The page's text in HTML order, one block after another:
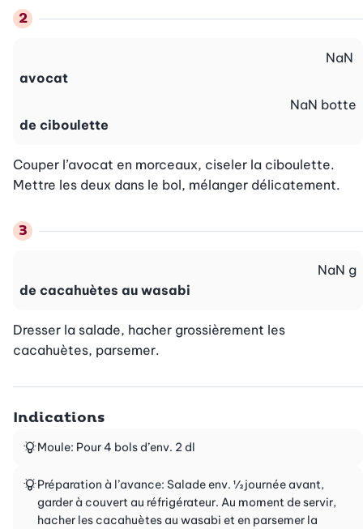
avocat
NaN
de ciboulette
NaN botte
Couper l’avocat en morceaux, ciseler la ciboulette.
Mettre les deux dans le bol, mélanger délicatement.
de cacahuètes au wasabi
NaN g
Dresser la salade, hacher grossièrement les
cacahuètes, parsemer.
Indications
Moule: Pour 4 bols d’env. 2 dl
Préparation à l’avance: Salade env. ½ journée avant,
garder à couvert au réfrigérateur. Au moment de servir,
hacher les cacahuètes au wasabi et en parsemer la